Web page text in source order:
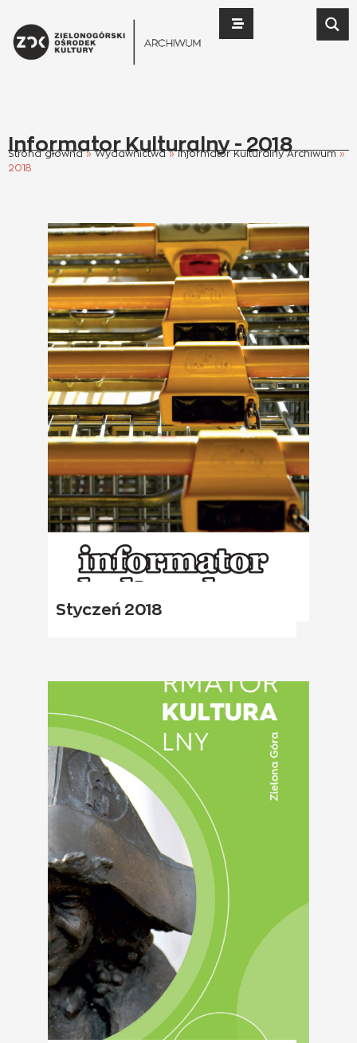
Informator Kulturalny - 2018
Strona główna»Wydawnictwa»Informator Kulturalny Archiwum»
2018
Styczeń 2018